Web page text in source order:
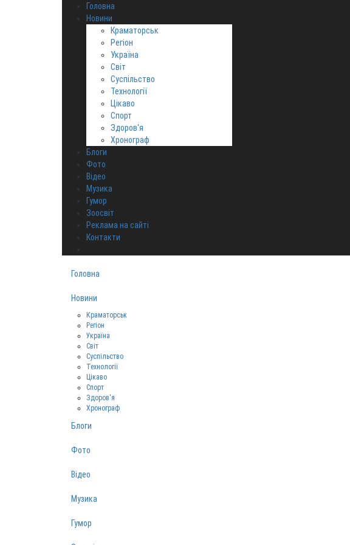
Головна
Новини
Краматорськ
Регіон
Україна
Світ
Суспільство
Технології
Цікаво
Спорт
Здоров‘я
Хронограф
Блоги
Фото
Відео
Музика
Гумор
Зоосвіт
Реклама на сайті
Контакти
Головна
Новини
Краматорськ
Регіон
Україна
Світ
Суспільство
Технології
Цікаво
Спорт
Здоров‘я
Хронограф
Блоги
Фото
Відео
Музика
Гумор